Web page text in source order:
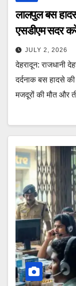
लालपुल बस
एसडीएम सदर
JULY 2, 2026
देहरादून: राजधानी
दर्दनाक बस हादसे
मजदूरों की मौत और